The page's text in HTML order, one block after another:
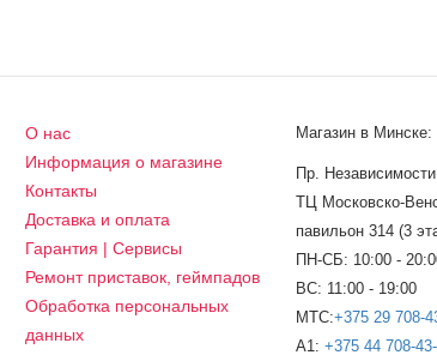
О нас
Информация о магазине
Контакты
Доставка и оплата
Гарантия | Сервисы
Ремонт приставок, геймпадов
Обработка персональных
данных
Магазин в Минске:
Пр.
ТЦ Московско-
павильон 314 (3
ПН-СБ: 10:00 -
ВС: 11:00 - 19:00
МТС:+375 29 708-
A1:+375 44 708-